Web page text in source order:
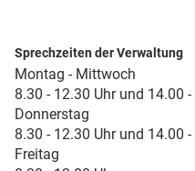
Sprechzeiten der Verwaltung
Montag - Mittwoch
8.30 - 12.30 Uhr und 14.00
Donnerstag
8.30 - 12.30 Uhr und 14.00
Freitag